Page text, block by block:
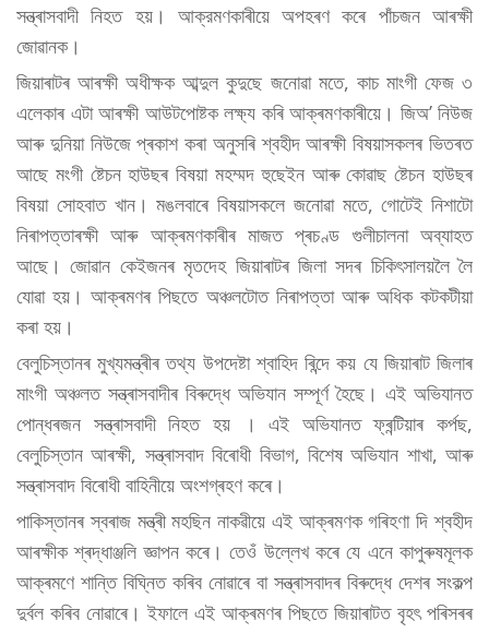
সন্ত্ৰাসবাদী নিহত হয়। আক্রমণকাৰীয়ে অপহৰণ কৰে পাঁচজন আৰক্ষী
জোৱানক।
জিয়াৰাটৰ আৰক্ষী অধীক্ষক আব্দুল কুদুছে জনোৱা মতে, কাচ মাংগী ফেজ ৩
এলেকাৰ এটা আৰক্ষী আউটপোষ্টক লক্ষ্য কৰি আক্ৰমণকাৰীয়ে। জিঅ’ নিউজ
আৰু দুনিয়া নিউজে প্ৰকাশ কৰা অনুসৰি শ্বহীদ আৰক্ষী বিষয়াসকলৰ ভিতৰত
আছে মংগী ষ্টেচন হাউছৰ বিষয়া মহম্মদ হুছেইন আৰু কোৱাছ ষ্টেচন হাউছৰ
বিষয়া সোহবাত খান। মঙলবাৰে বিষয়াসকলে জনোৱা মতে, গোটেই নিশাটো
নিৰাপত্তাৰক্ষী আৰু আক্ৰমণকাৰীৰ মাজত প্ৰচণ্ড গুলীচালনা অব্যাহত
আছে। জোৱান কেইজনৰ মৃতদেহ জিয়াৰাটৰ জিলা সদৰ চিকিৎসালয়লৈ লৈ
যোৱা হয়। আক্ৰমণৰ পিছতে অঞ্চলটোত নিৰাপত্তা আৰু অধিক কটকটীয়া
কৰা হয়।
বেলুচিস্তানৰ মুখ্যমন্ত্ৰীৰ তথ্য উপদেষ্টা শ্বাহিদ ৰিন্দে কয় যে জিয়াৰাট জিলাৰ
মাংগী অঞ্চলত সন্ত্ৰাসবাদীৰ বিৰুদ্ধে অভিযান সম্পূৰ্ণ হৈছে। এই অভিযানত
পোন্ধৰজন সন্ত্ৰাসবাদী নিহত হয় । এই অভিযানত ফ্ৰন্টিয়াৰ কৰ্পছ,
বেলুচিস্তান আৰক্ষী, সন্ত্ৰাসবাদ বিৰোধী বিভাগ, বিশেষ অভিযান শাখা, আৰু
সন্ত্ৰাসবাদ বিৰোধী বাহিনীয়ে অংশগ্ৰহণ কৰে।
পাকিস্তানৰ স্বৰাজ মন্ত্ৰী মহছিন নাকৱীয়ে এই আক্ৰমণক গৰিহণা দি শ্বহীদ
আৰক্ষীক শ্ৰদ্ধাঞ্জলি জ্ঞাপন কৰে। তেওঁ উল্লেখ কৰে যে এনে কাপুৰুষমূলক
আক্ৰমণে শান্তি বিঘ্নিত কৰিব নোৱাৰে বা সন্ত্ৰাসবাদৰ বিৰুদ্ধে দেশৰ সংকল্প
দুৰ্বল কৰিব নোৱাৰে। ইফালে এই আক্ৰমণৰ পিছতে জিয়াৰাটত বৃহৎ পৰিসৰৰ